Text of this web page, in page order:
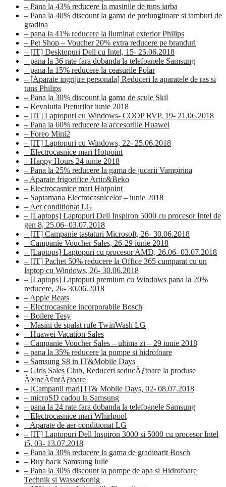
– Pana la 43% reducere la masinile de tuns iarba
– Pana la 40% discount la gama de prelungitoare si tamburi de
gradina
– pana la 41% reducere la iluminat exterior Philips
– Pet Shop – Voucher 20% extra reducere pe branduri
– [IT] Desktopuri Dell cu Intel, 15- 25.06.2018
– pana la 36 rate fara dobanda la telefoanele Samsung
– pana la 15% reducere la ceasurile Polar
– [Aparate ingrijire personala] Reduceri la aparatele de ras si
tuns Philips
– Pana la 30% discount la gama de scule Skil
– Revolutia Preturilor iunie 2018
– [IT] Laptopuri cu Windows- COOP RVP, 19- 21.06.2018
– Pana la 60% reducere la accesoriile Huawei
– Foreo Mini2
– [IT] Laptopuri cu Windows, 22- 25.06.2018
– Electrocasnice mari Hotpoint
– Happy Hours 24 iunie 2018
– Pana la 25% reducere la gama de jucarii Vampirina
– Aparate frigorifice Artic&Beko
– Electrocasnice mari Hotpoint
– Saptamana Electrocasnicelor – iunie 2018
– Aer conditionat LG
– [Laptops] Laptopuri Dell Inspiron 5000 cu procesor Intel de
gen 8, 25.06- 03.07.2018
– [IT] Campanie tastaturi Microsoft, 26- 30.06.2018
– Campanie Voucher Sales, 26-29 iunie 2018
– [Laptops] Laptopuri cu procesor AMD, 26.06- 03.07.2018
– [IT] Pachet 50% reducere la Office 365 cumparat cu un
laptop cu Windows, 26- 30.06.2018
– [Laptops] Laptopuri premium cu Windows pana la 20%
reducere, 26- 30.06.2018
– Apple Beats
– Electrocasnice incorporabile Bosch
– Boilere Tesy
– Masini de spalat rufe TwinWash LG
– Huawei Vacation Sales
– Campanie Voucher Sales – ultima zi – 29 iunie 2018
– pana la 35% reducere la pompe si hidrofoare
– Samsung S8 in IT&Mobile Days
– Girls Sales Club, Reduceri seducÄƒtoare la produse
Ã®ncÃ¢ntÄƒtoare
– [Campanii mari] IT& Mobile Days, 02- 08.07.2018
– microSD cadou la Samsung
– pana la 24 rate fara dobanda la telefoanele Samsung
– Electrocasnice mari Whirlpool
– Aparate de aer conditionat LG
– [IT] Laptopuri Dell Inspiron 3000 si 5000 cu procesor Intel
i5, 03- 13.07.2018
– Pana la 30% reducere la gama de gradinarit Bosch
– Buy back Samsung Iulie
– Pana la 30% discount la pompe de apa si Hidrofoare
Technik si Wasserkonig